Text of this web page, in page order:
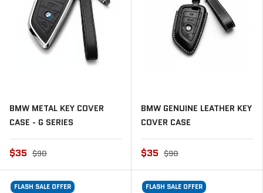
BMW METAL KEY COVER
CASE - G SERIES
$35 $90
BMW GENUINE LEATHER KEY
COVER CASE
$35 $90
FLASH SALE OFFER
FLASH SALE OFFER